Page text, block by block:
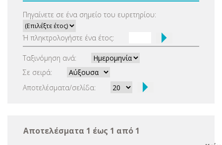
Πηγαίνετε σε ένα σημείο του ευρετηρίου:
Ή πληκτρολογήστε ένα έτος:
Ταξινόμηση ανά:
Σε σειρά:
Αποτελέσματα/σελίδα:
Αποτελέσματα 1 έως 1 από 1